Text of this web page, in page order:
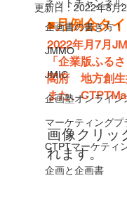
ネットチャンネル
企画書の書き方！
JMMO
JMIC
企画塾オンライン
マーケティング
CTPTマーケティ
企画と企画書
更新日：2022年8月
■月例会タ
2022年月7月
「企業版ふる
閣府　地方創
また、
画像クリッ
れます。